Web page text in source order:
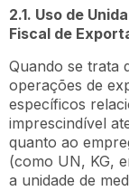
2.1. Uso de
Fiscal de
Quando se trata
operações de
específicos
imprescindível
quanto ao
(como UN, KG,
a unidade de